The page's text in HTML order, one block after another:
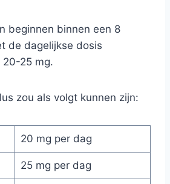
beginnen binnen een 8
de dagelijkse dosis
25 mg.
zou als volgt kunnen zijn:
20 mg per dag
25 mg per dag